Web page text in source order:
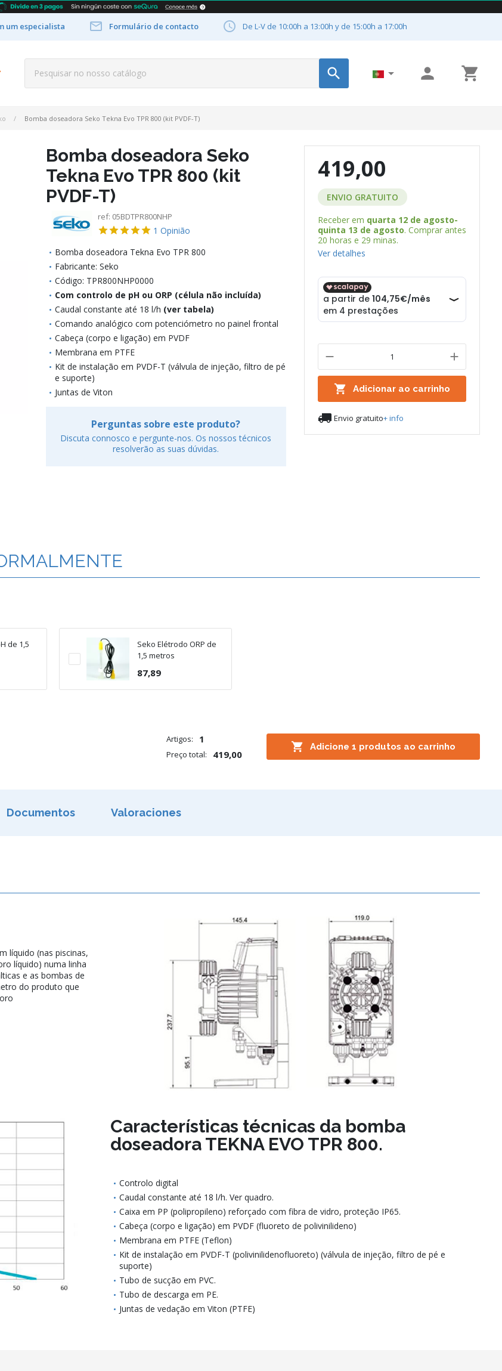
um especialista  Formulário de contacto  De L-V de 10:00h a 13:00h y de 15:00h a 17:00h
   
Bomba doseadora Seko Tekna Evo TPR 800 (kit PVDF-T)
Bomba doseadora Seko
Tekna Evo TPR 800 (kit
PVDF-T)
ref: 05BDTPR800NHP
1 Opinião
Bomba doseadora Tekna Evo TPR 800
Fabricante: Seko
Código: TPR800NHP0000
Com controlo de pH ou ORP (célula não incluída)
Caudal constante até 18 l/h (ver tabela)
Comando analógico com potenciómetro no painel frontal
Cabeça (corpo e ligação) em PVDF
Membrana em PTFE
Kit de instalação em PVDF-T (válvula de injeção, filtro de pé
e suporte)
Juntas de Viton
Perguntas sobre este produto?
Discuta connosco e pergunte-nos. Os nossos técnicos
resolverão as suas dúvidas.
419,00
ENVIO GRATUITO
Receber em quarta 12 de agosto-
quinta 13 de agosto. Comprar antes
20 horas e 29 minas.
Ver detalhes
 Adicionar ao carrinho
 Envio gratuito+ info
de 1,5
Seko Elétrodo ORP de
1,5 metros
87,89
Artigos: 1
Preço total: 419,00
 Adicione 1 produtos ao carrinho
Documentos Valoraciones
líquido (nas piscinas,
líquido) numa linha
e as bombas de
do produto que
Características técnicas da bomba
doseadora TEKNA EVO TPR 800.
Controlo digital
Caudal constante até 18 l/h. Ver quadro.
Caixa em PP (polipropileno) reforçado com fibra de vidro, proteção IP65.
Cabeça (corpo e ligação) em PVDF (fluoreto de polivinilideno)
Membrana em PTFE (Teflon)
Kit de instalação em PVDF-T (polivinilidenofluoreto) (válvula de injeção, filtro de pé e
suporte)
Tubo de sucção em PVC.
Tubo de descarga em PE.
Juntas de vedação em Viton (PTFE)